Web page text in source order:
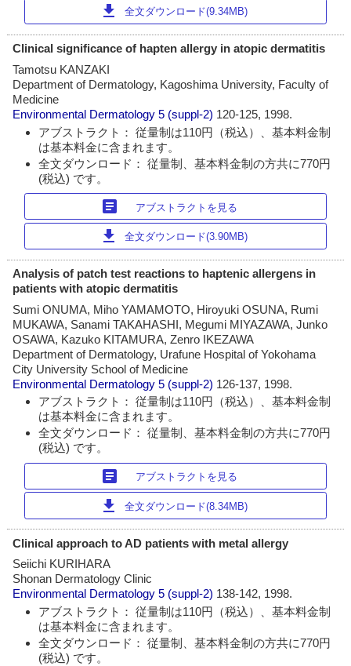
download 全文ダウンロード(9.34MB)
Clinical significance of hapten allergy in atopic dermatitis
Tamotsu KANZAKI
Department of Dermatology, Kagoshima University, Faculty of
Medicine
Environmental Dermatology 5 (suppl-2) 120-125, 1998.
アブストラクト： 従量制は110円（税込）、基本料金制
は基本料金に含まれます。
全文ダウンロード： 従量制、基本料金制の方共に770円
(税込) です。
article アブストラクトを見る
download 全文ダウンロード(3.90MB)
Analysis of patch test reactions to haptenic allergens in
patients with atopic dermatitis
Sumi ONUMA, Miho YAMAMOTO, Hiroyuki OSUNA, Rumi
MUKAWA, Sanami TAKAHASHI, Megumi MIYAZAWA, Junko
OSAWA, Kazuko KITAMURA, Zenro IKEZAWA
Department of Dermatology, Urafune Hospital of Yokohama
City University School of Medicine
Environmental Dermatology 5 (suppl-2) 126-137, 1998.
アブストラクト： 従量制は110円（税込）、基本料金制
は基本料金に含まれます。
全文ダウンロード： 従量制、基本料金制の方共に770円
(税込) です。
article アブストラクトを見る
download 全文ダウンロード(8.34MB)
Clinical approach to AD patients with metal allergy
Seiichi KURIHARA
Shonan Dermatology Clinic
Environmental Dermatology 5 (suppl-2) 138-142, 1998.
アブストラクト： 従量制は110円（税込）、基本料金制
は基本料金に含まれます。
全文ダウンロード： 従量制、基本料金制の方共に770円
(税込) です。